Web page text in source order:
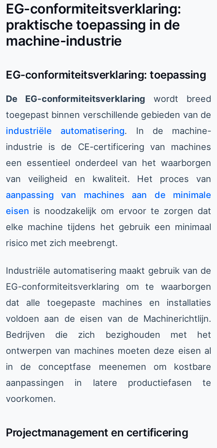
EG-conformiteitsverklaring:
praktische toepassing in de
machine-industrie
EG-conformiteitsverklaring: toepassing
De EG-conformiteitsverklaring wordt breed
toegepast binnen verschillende gebieden van de
industriële automatisering. In de machine-
industrie is de CE-certificering van machines
een essentieel onderdeel van het waarborgen
van veiligheid en kwaliteit. Het proces van
aanpassing van machines aan de minimale
eisen is noodzakelijk om ervoor te zorgen dat
elke machine tijdens het gebruik een minimaal
risico met zich meebrengt.
Industriële automatisering maakt gebruik van de
EG-conformiteitsverklaring om te waarborgen
dat alle toegepaste machines en installaties
voldoen aan de eisen van de Machinerichtlijn.
Bedrijven die zich bezighouden met het
ontwerpen van machines moeten deze eisen al
in de conceptfase meenemen om kostbare
aanpassingen in latere productiefasen te
voorkomen.
Projectmanagement en certificering